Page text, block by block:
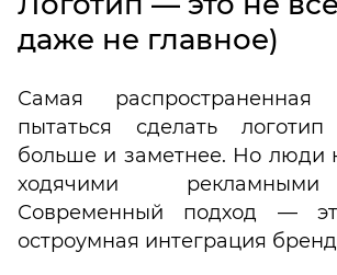
даже не главное)
Самая
пытаться сделать
больше и заметнее. Но люди
ходячими
Современный подход —
остроумная интеграция